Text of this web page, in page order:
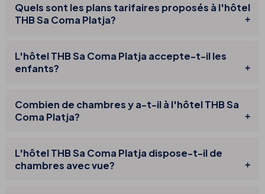
Quels sont les plans tarifaires proposés à l'hôtel
THB Sa Coma Platja?
L'hôtel THB Sa Coma Platja accepte-t-il les
enfants?
Combien de chambres y a-t-il à l'hôtel THB Sa
Coma Platja?
L'hôtel THB Sa Coma Platja dispose-t-il de
chambres avec vue?